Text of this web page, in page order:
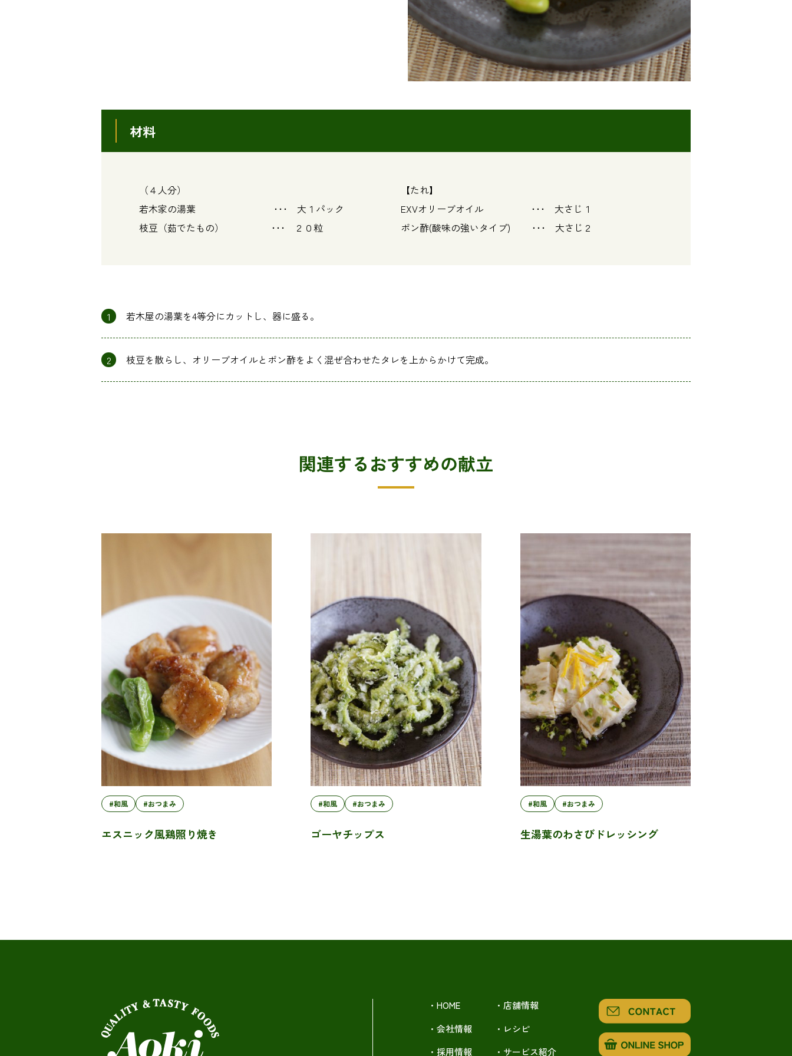
材料
（４人分）
若木家の湯葉 ･･･ 大１パック
枝豆（茹でたもの） ･･･ ２０粒
【たれ】
EXVオリーブオイル ･･･ 大さじ１
ポン酢(酸味の強いタイプ) ･･･ 大さじ２
1 若木屋の湯葉を4等分にカットし、器に盛る。
2 枝豆を散らし、オリーブオイルとポン酢をよく混ぜ合わせたタレを上からかけて完成。
関連するおすすめの献立
#和風 #おつまみ
エスニック風鶏照り焼き
#和風 #おつまみ
ゴーヤチップス
#和風 #おつまみ
生湯葉のわさびドレッシング
・HOME
・店舗情報
・会社情報
・レシピ
・採用情報
・サービス紹介